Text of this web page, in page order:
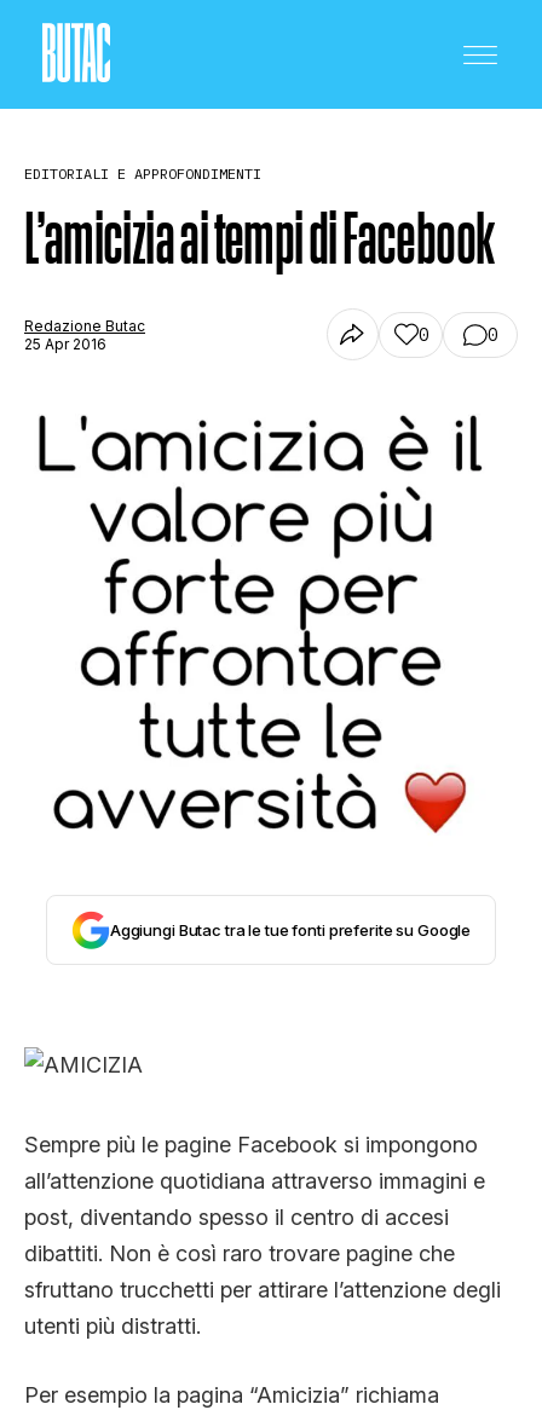
SALUTE E MEDICINA
STORIA E CITAZIONI
INTRATTENIMENTO
COMPLOTTI, LEGGENDE URBANE ED
EVERGREEN
EDITORIALI
CHI SIAMO
EDITORIALI E APPROFONDIMENTI
L’amicizia ai tempi di Facebook
Redazione Butac
25 Apr 2016
0 0
Aggiungi Butac tra le tue fonti preferite su Google
Sempre più le pagine Facebook si impongono
all’attenzione quotidiana attraverso immagini e
post, diventando spesso il centro di accesi
dibattiti. Non è così raro trovare pagine che
sfruttano trucchetti per attirare l’attenzione degli
utenti più distratti.
Per esempio la pagina “Amicizia” richiama